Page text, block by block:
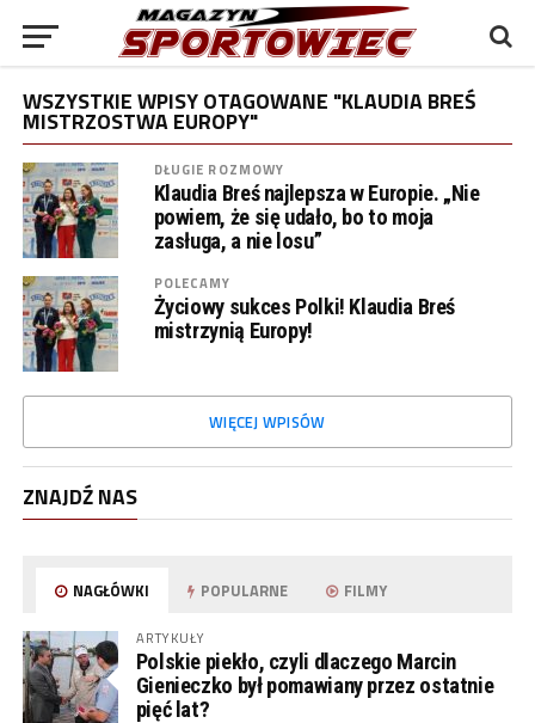
WSZYSTKIE WPISY OTAGOWANE "KLAUDIA BREŚ
MISTRZOSTWA EUROPY"
DŁUGIE ROZMOWY
Klaudia Breś najlepsza w Europie. „Nie
powiem, że się udało, bo to moja
zasługa, a nie losu”
POLECAMY
Życiowy sukces Polki! Klaudia Breś
mistrzynią Europy!
WIĘCEJ WPISÓW
ZNAJDŹ NAS
NAGŁÓWKI POPULARNE FILMY
ARTYKUŁY
Polskie piekło, czyli dlaczego Marcin
Gienieczko był pomawiany przez ostatnie
pięć lat?